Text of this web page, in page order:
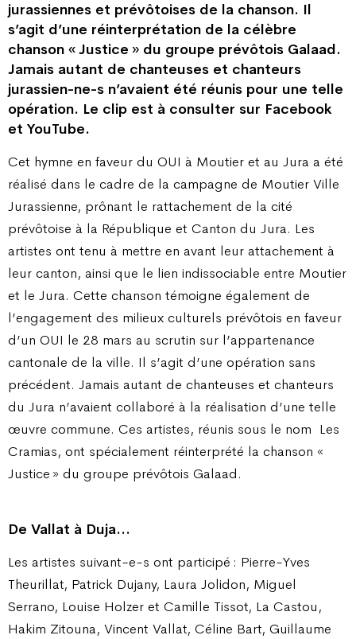
jurassiennes et prévôtoises de la chanson. Il
s’agit d’une réinterprétation de la célèbre
chanson « Justice » du groupe prévôtois Galaad.
Jamais autant de chanteuses et chanteurs
jurassien-ne-s n’avaient été réunis pour une telle
opération. Le clip est à consulter sur Facebook
et YouTube.
Cet hymne en faveur du OUI à Moutier et au Jura a été
réalisé dans le cadre de la campagne de Moutier Ville
Jurassienne, prônant le rattachement de la cité
prévôtoise à la République et Canton du Jura. Les
artistes ont tenu à mettre en avant leur attachement à
leur canton, ainsi que le lien indissociable entre Moutier
et le Jura. Cette chanson témoigne également de
l’engagement des milieux culturels prévôtois en faveur
d’un OUI le 28 mars au scrutin sur l’appartenance
cantonale de la ville. Il s’agit d’une opération sans
précédent. Jamais autant de chanteuses et chanteurs
du Jura n’avaient collaboré à la réalisation d’une telle
œuvre commune. Ces artistes, réunis sous le nom Les
Cramias, ont spécialement réinterprété la chanson «
Justice » du groupe prévôtois Galaad.
De Vallat à Duja…
Les artistes suivant-e-s ont participé : Pierre-Yves
Theurillat, Patrick Dujany, Laura Jolidon, Miguel
Serrano, Louise Holzer et Camille Tissot, La Castou,
Hakim Zitouna, Vincent Vallat, Céline Bart, Guillaume